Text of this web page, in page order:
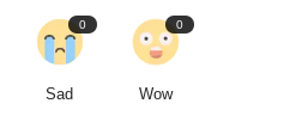
0
Sad
0
Wow